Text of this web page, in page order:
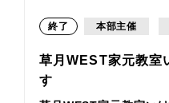
終了 本部主催
草月WEST家元教室
す